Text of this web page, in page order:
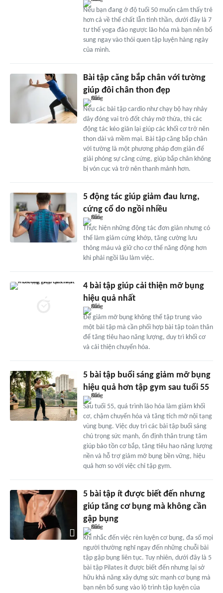
Nếu bạn đang ở độ tuổi 50 muốn cảm thấy trẻ
hơn cả về thể chất lẫn tinh thần, dưới đây là 7
tư thế yoga đảo ngược lão hóa mà bạn nên bổ
sung ngay vào thói quen tập luyện hàng ngày
của mình.
Bài tập căng bắp chân với tường
giúp đôi chân thon đẹp
Nếu các bài tập cardio như chạy bộ hay nhảy
dây đóng vai trò đốt cháy mỡ thừa, thì các
động tác kéo giãn lại giúp các khối cơ trở nên
thon dài và mềm mại. Bài tập căng bắp chân
với tường là một phương pháp đơn giản để
giải phóng sự căng cứng, giúp bắp chân không
bị vón cục và trở nên thanh mảnh hơn.
5 động tác giúp giảm đau lưng,
cứng cổ do ngồi nhiều
Thực hiện những động tác đơn giản nhưng có
thể làm giảm cứng khớp, tăng cường lưu
thông máu và giữ cho cơ thể năng động hơn
khi phải ngồi lâu làm việc.
4 bài tập giúp cải thiện mỡ bụng
hiệu quả nhất
Để giảm mỡ bụng không thể tập trung vào
một bài tập mà cần phối hợp bài tập toàn thân
để tăng tiêu hao năng lượng, duy trì khối cơ
và cải thiện chuyển hóa.
5 bài tập buổi sáng giảm mỡ bụng
hiệu quả hơn tập gym sau tuổi 55
Sau tuổi 55, quá trình lão hóa làm giảm khối
cơ, chậm chuyển hóa và tăng tích mỡ nội tạng
vùng bụng. Việc duy trì các bài tập buổi sáng
chú trọng sức mạnh, ổn định thân trung tâm
giúp bảo tồn cơ bắp, tăng tiêu hao năng lượng
nền và hỗ trợ giảm mỡ bụng bền vững, hiệu
quả hơn so với việc chỉ tập gym.
5 bài tập ít được biết đến nhưng
giúp tăng cơ bụng mà không cần
gập bụng
Khi nhắc đến việc rèn luyện cơ bụng, đa số mọi
người thường nghĩ ngay đến những chuỗi bài
tập gập bụng liên tục. Tuy nhiên, dưới đây là 5
bài tập Pilates ít được biết đến nhưng lại sở
hữu khả năng xây dựng sức mạnh cơ bụng mà
bạn nên bổ sung vào lộ trình tập luyện của